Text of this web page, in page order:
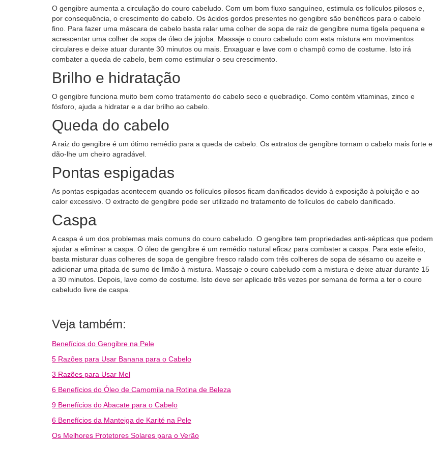
O gengibre aumenta a circulação do couro cabeludo. Com um bom fluxo sanguíneo, estimula os folículos pilosos e,
por consequência, o crescimento do cabelo. Os ácidos gordos presentes no gengibre são benéficos para o cabelo
fino. Para fazer uma máscara de cabelo basta ralar uma colher de sopa de raiz de gengibre numa tigela pequena e
acrescentar uma colher de sopa de óleo de jojoba. Massaje o couro cabeludo com esta mistura em movimentos
circulares e deixe atuar durante 30 minutos ou mais. Enxaguar e lave com o champô como de costume. Isto irá
combater a queda de cabelo, bem como estimular o seu crescimento.
Brilho e hidratação
O gengibre funciona muito bem como tratamento do cabelo seco e quebradiço. Como contém vitaminas, zinco e
fósforo, ajuda a hidratar e a dar brilho ao cabelo.
Queda do cabelo
A raiz do gengibre é um ótimo remédio para a queda de cabelo. Os extratos de gengibre tornam o cabelo mais forte e
dão-lhe um cheiro agradável.
Pontas espigadas
As pontas espigadas acontecem quando os folículos pilosos ficam danificados devido à exposição à poluição e ao
calor excessivo. O extracto de gengibre pode ser utilizado no tratamento de folículos do cabelo danificado.
Caspa
A caspa é um dos problemas mais comuns do couro cabeludo. O gengibre tem propriedades anti-sépticas que podem
ajudar a eliminar a caspa. O óleo de gengibre é um remédio natural eficaz para combater a caspa. Para este efeito,
basta misturar duas colheres de sopa de gengibre fresco ralado com três colheres de sopa de sésamo ou azeite e
adicionar uma pitada de sumo de limão à mistura. Massaje o couro cabeludo com a mistura e deixe atuar durante 15
a 30 minutos. Depois, lave como de costume. Isto deve ser aplicado três vezes por semana de forma a ter o couro
cabeludo livre de caspa.
Veja também:
Benefícios do Gengibre na Pele
5 Razões para Usar Banana para o Cabelo
3 Razões para Usar Mel
6 Benefícios do Óleo de Camomila na Rotina de Beleza
9 Benefícios do Abacate para o Cabelo
6 Benefícios da Manteiga de Karité na Pele
Os Melhores Protetores Solares para o Verão